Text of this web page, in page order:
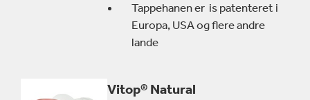
Tappehanen er is patenteret i
Europa, USA og flere andre
lande
Vitop® Natural